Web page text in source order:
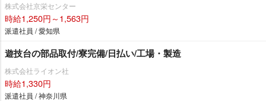
株式会社京栄センター
時給1,250円～1,563円
派遣社員 / 愛知県
遊技台の部品取付/寮完備/日払い/工場・製造
株式会社ライオン社
時給1,330円
派遣社員 / 神奈川県